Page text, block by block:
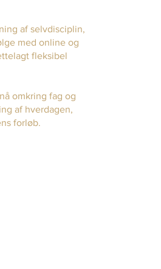
af selvdisciplin,
med online og
fleksibel
omkring fag og
af hverdagen,
forløb.